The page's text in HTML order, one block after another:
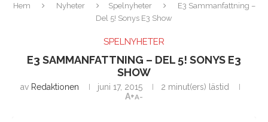
Hem Nyheter Spelnyheter
E3 Sammanfattning –
Del 5! Sonys E3 Show
SPELNYHETER
E3 SAMMANFATTNING – DEL 5! SONYS E3
SHOW
av Redaktionen juni 17, 2015
2 minut(ers) lästid
A+A-